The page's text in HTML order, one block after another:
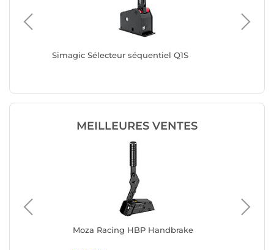
Simagic Sélecteur séquentiel Q1S
MEILLEURES VENTES
Moza Racing HBP Handbrake